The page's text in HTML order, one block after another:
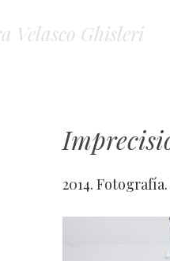
Velasco Ghisleri
2014. Fotografía.